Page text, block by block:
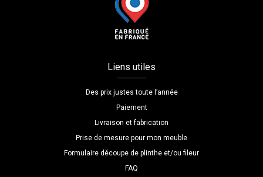
Liens utiles
Des prix justes toute l’année
Paiement
Livraison et fabrication
Prise de mesure pour mon meuble
Formulaire découpe de plinthe et/ou fileur
FAQ